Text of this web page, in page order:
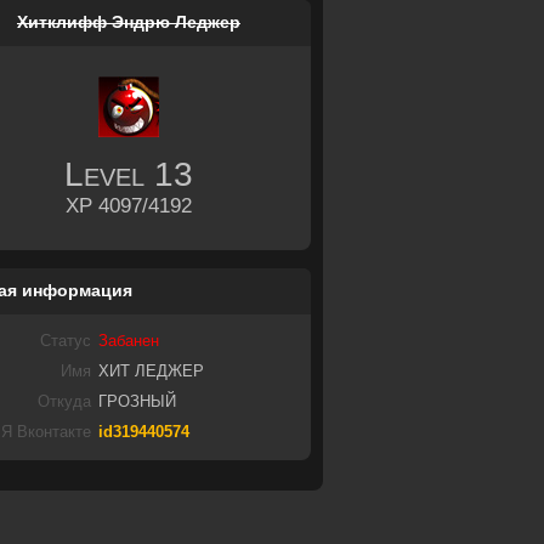
Хитклифф Эндрю Леджер
Level 13
XP 4097/4192
информация
Статус Забанен
Имя ХИТ ЛЕДЖЕР
Откуда
ГРОЗНЫЙ
Я Вконтакте id319440574